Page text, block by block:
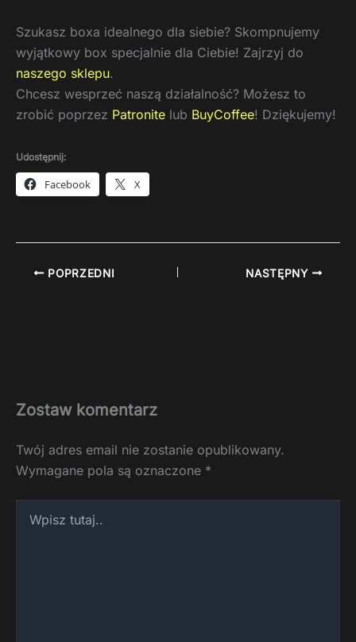
Szukasz boxa idealnego dla siebie? Skompnujemy
wyjątkowy box specjalnie dla Ciebie! Zajrzyj do
naszego sklepu.
Chcesz wesprzeć naszą działalność? Możesz to
zrobić poprzez Patronite lub BuyCoffee! Dziękujemy!
Udostępnij:
Facebook X
POPRZEDNI NASTĘPNY
Zostaw komentarz
Twój adres email nie zostanie opublikowany.
Wymagane pola są oznaczone *
tutaj..